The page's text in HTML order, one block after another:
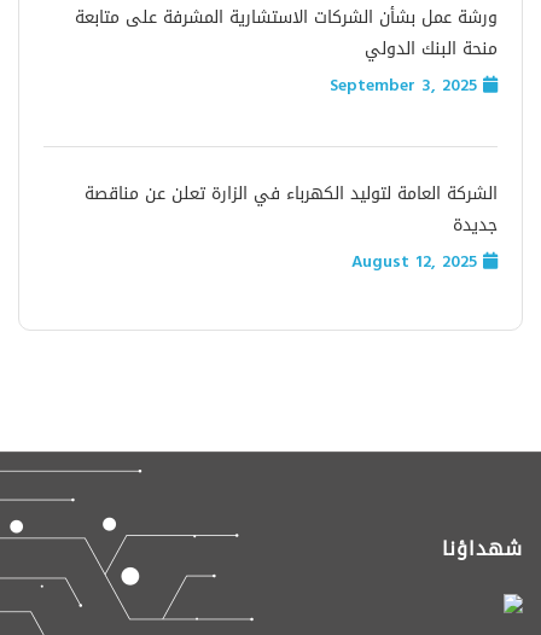
ورشة عمل بشأن الشركات الاستشارية المشرفة على متابعة
منحة البنك الدولي
الشركة العامة لتوليد الكهرباء في الزارة تعلن عن مناقصة
جديدة
شهداؤنا